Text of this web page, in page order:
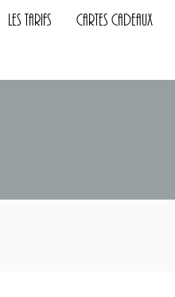
Les Tarifs Cartes Cadeaux
Les Tarifs Cartes Cadeaux